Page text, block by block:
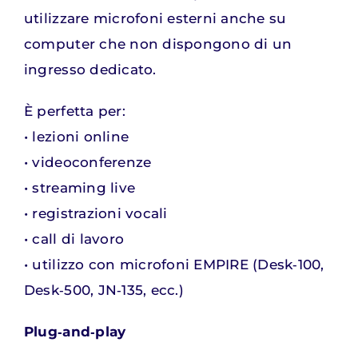
utilizzare microfoni esterni anche su
computer che non dispongono di un
ingresso dedicato.
È perfetta per:
• lezioni online
• videoconferenze
• streaming live
• registrazioni vocali
• call di lavoro
• utilizzo con microfoni EMPIRE (Desk‑100,
Desk‑500, JN‑135, ecc.)
Plug‑and‑play